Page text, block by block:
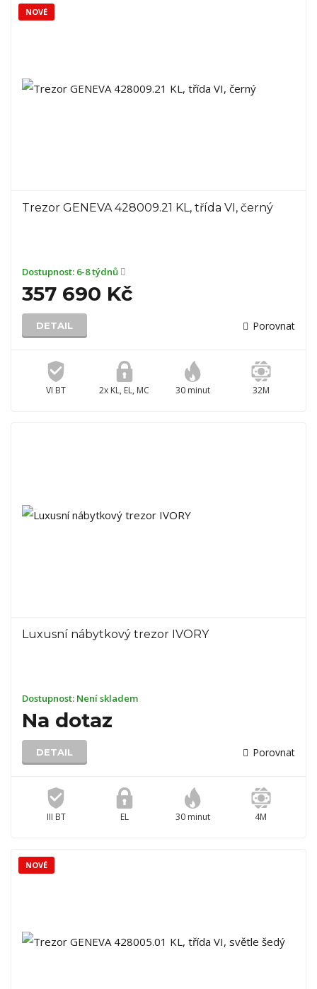
Trezor GENEVA 428009.21 KL, třída VI, černý
Dostupnost: 6-8 týdnů
357 690 Kč
DETAIL Porovnat
VI BT 2x KL, EL, MC 30 minut 32M
NOVÉ
Luxusní nábytkový trezor IVORY
Dostupnost: Není skladem
Na dotaz
DETAIL Porovnat
III BT EL 30 minut 4M
NOVÉ